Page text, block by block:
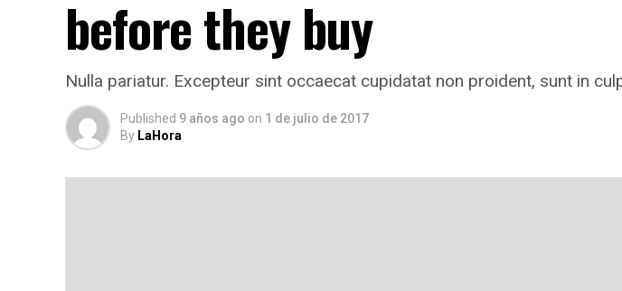
before they buy
Nulla pariatur. Excepteur sint occaecat cupidatat non proident, sunt in
Published 9 años ago on 1 de julio de 2017
By LaHora